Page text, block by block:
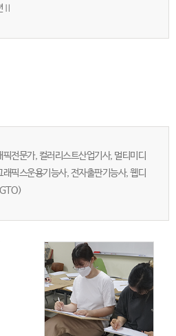
Ⅱ
전문가, 컬러리스트산업기사, 멀티미디
픽스운용기능사, 전자출판기능사, 웹디